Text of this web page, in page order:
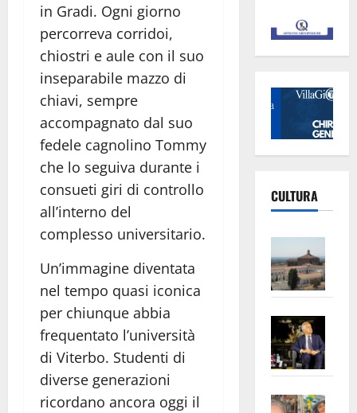
in Gradi. Ogni giorno
percorreva corridoi,
chiostri e aule con il suo
inseparabile mazzo di
chiavi, sempre
accompagnato dal suo
fedele cagnolino Tommy
che lo seguiva durante i
consueti giri di controllo
all’interno del
complesso universitario.
Un’immagine diventata
nel tempo quasi iconica
per chiunque abbia
frequentato l’università
di Viterbo. Studenti di
diverse generazioni
ricordano ancora oggi il
CULTURA
apre